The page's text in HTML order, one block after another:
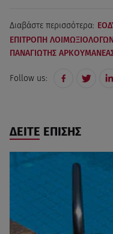
Διαβάστε περισσότερα:
ΕΠΙΤΡΟΠΗ
ΠΑΝΑΓΙΩΤΗΣ
Follow us:
ΔΕΙΤΕ ΕΠΙΣΗΣ